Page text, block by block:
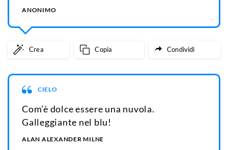
ANONIMO
Crea Copia Condividi
CIELO
Com’è dolce essere una nuvola.
Galleggiante nel blu!
ALAN ALEXANDER MILNE